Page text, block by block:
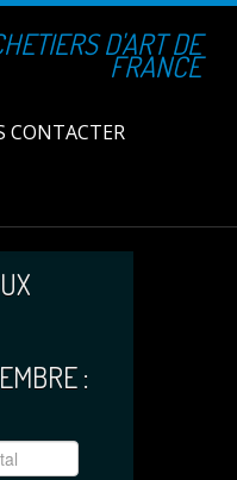
D'ART DE
FRANCE
CONTACTER
: